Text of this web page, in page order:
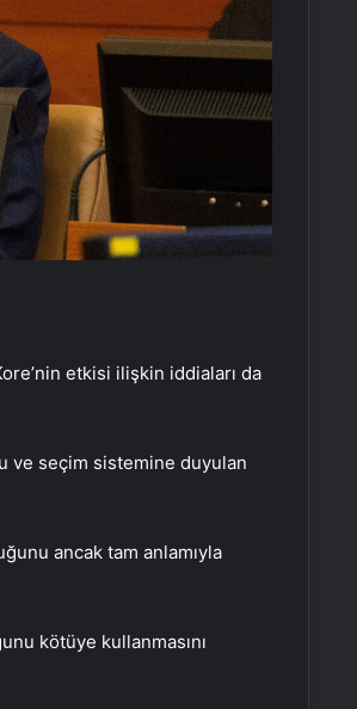
etkisi ilişkin iddiaları da
ve seçim sistemine duyulan
ancak tam anlamıyla
kötüye kullanmasını